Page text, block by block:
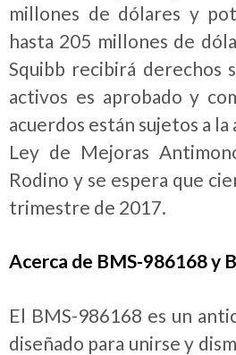
millones de dólares y
hasta 205 millones de
Squibb recibirá derechos
activos es aprobado y
acuerdos están sujetos a
Ley de Mejoras
Rodino y se espera que
trimestre de 2017.
Acerca de BMS-986168 y
El BMS-986168 es un
diseñado para unirse y